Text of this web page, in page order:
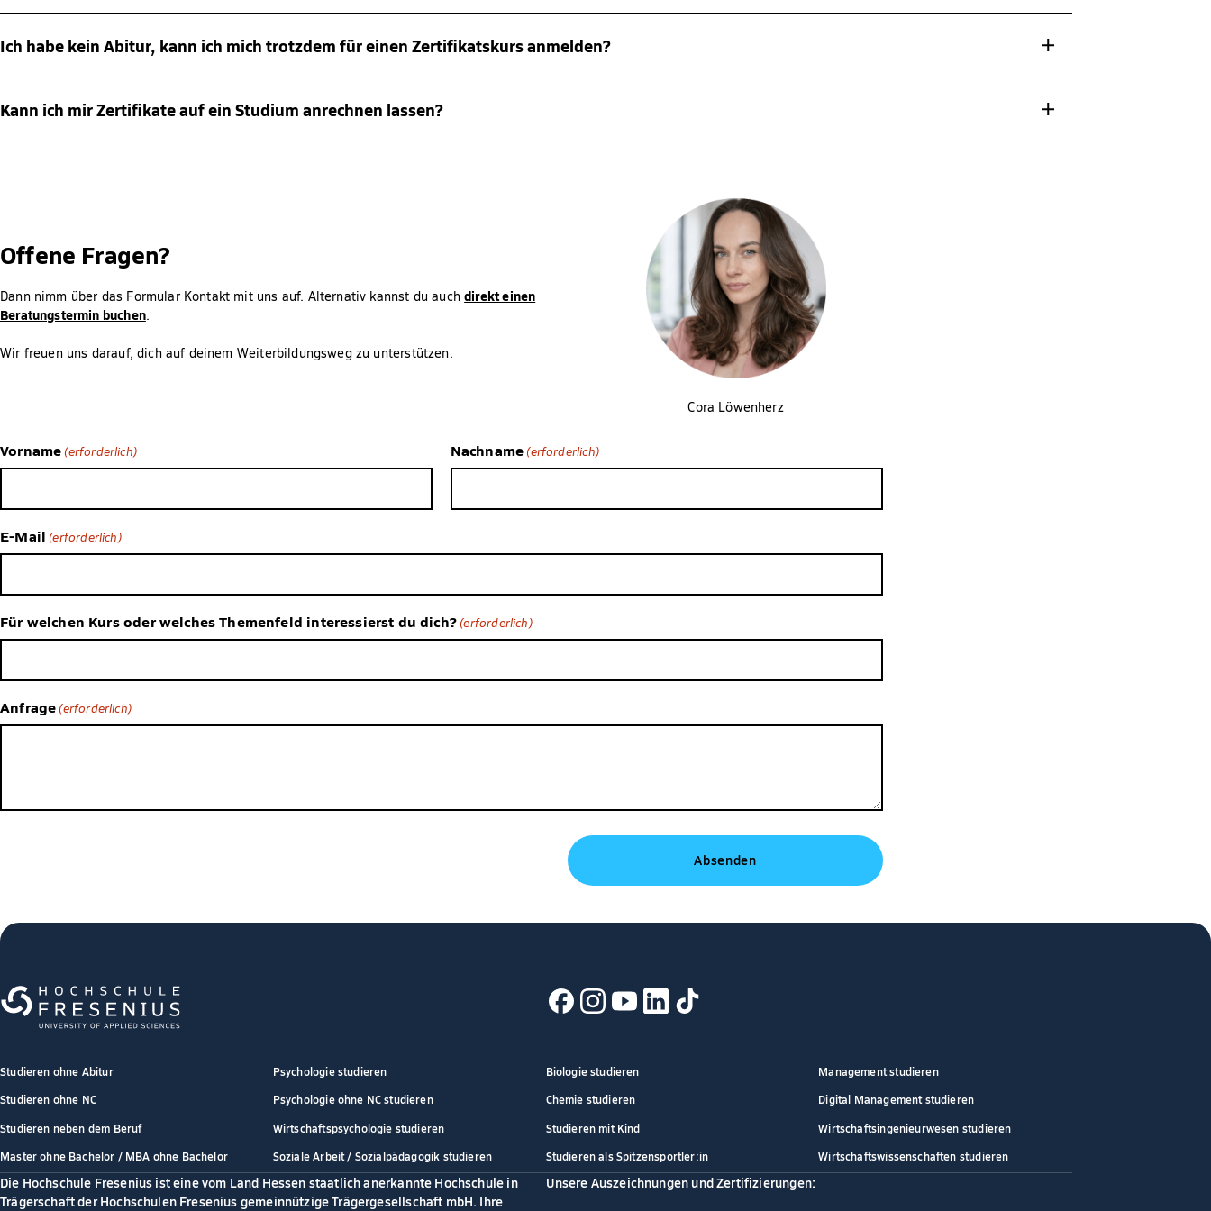
geschrieben.
Hier findest du eine Übersicht unserer Prüfungszentren:https://www.fernstudium-fresenius.de/pruefungen/.
Hochschulzugangsberechtigung dar.
Ich habe kein Abitur, kann ich mich trotzdem für einen Zertifikatskurs anmelden?
Kann ich mir Zertifikate auf ein Studium anrechnen lassen?
Offene Fragen?
Dann nimm über das Formular Kontakt mit uns auf. Alternativ kannst du auchdirekt einen
Beratungstermin buchen.
Wir freuen uns darauf, dich auf deinem Weiterbildungsweg zu unterstützen.
Cora Löwenherz
Vorname (erforderlich) Nachname (erforderlich)
E-Mail (erforderlich)
Für welchen Kurs oder welches Themenfeld interessierst du dich? (erforderlich)
Anfrage (erforderlich)
Studieren ohne Abitur
Studieren ohne NC
Studieren neben dem Beruf
Master ohne Bachelor / MBA ohne Bachelor
Psychologie studieren
Psychologie ohne NC studieren
Wirtschaftspsychologie studieren
Soziale Arbeit / Sozialpädagogik studieren
Biologie studieren
Chemie studieren
Studieren mit Kind
Studieren als Spitzensportler:in
Management studieren
Digital Management studieren
Wirtschaftsingenieurwesen studieren
Wirtschaftswissenschaften studieren
Die Hochschule Fresenius ist eine vom Land Hessen staatlich anerkannte Hochschule in
Trägerschaft der Hochschulen Fresenius gemeinnützige Trägergesellschaft mbH. Ihre
Unsere Auszeichnungen und Zertifizierungen: